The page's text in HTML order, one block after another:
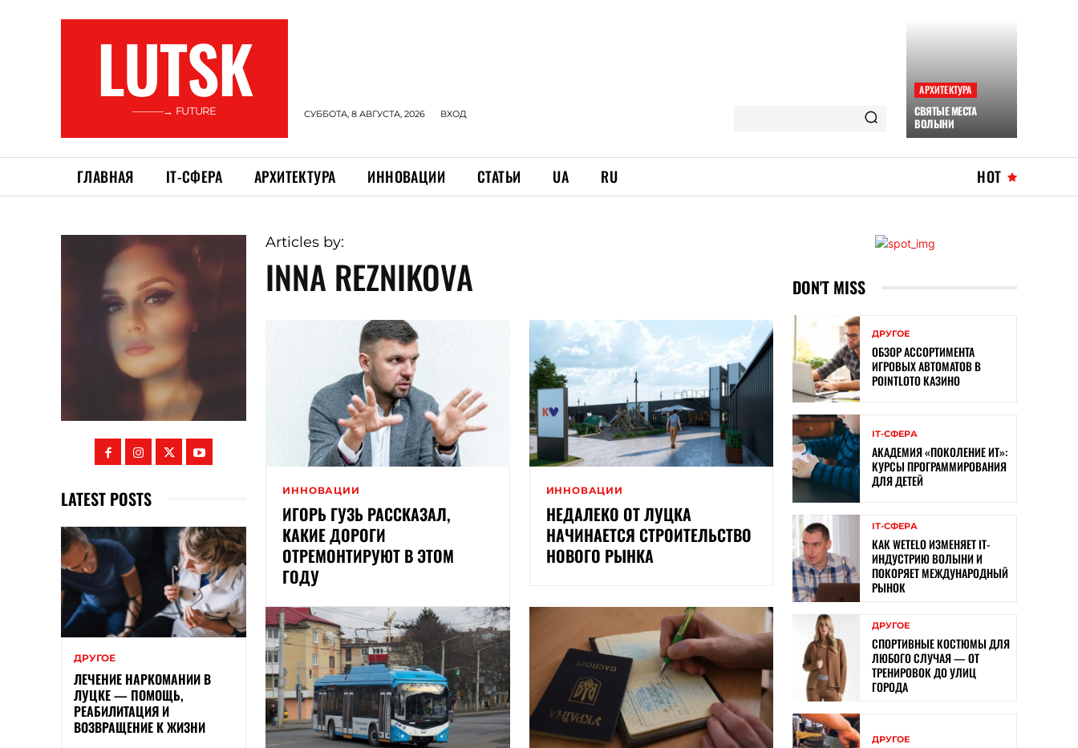
LUTSK
———→ FUTURE СУББОТА, 8 АВГУСТА, 2026 ВХОД
АРХИТЕКТУРА
СВЯТЫЕ МЕСТА
ВОЛЫНИ
ГЛАВНАЯ ІТ-СФЕРА АРХИТЕКТУРА ИННОВАЦИИ СТАТЬИ UA RU HOT
LATEST POSTS
ДРУГОЕ
ЛЕЧЕНИЕ НАРКОМАНИИ В
ЛУЦКЕ — ПОМОЩЬ,
РЕАБИЛИТАЦИЯ И
ВОЗВРАЩЕНИЕ К ЖИЗНИ
Articles by:
INNA REZNIKOVA
ИННОВАЦИИ
ИГОРЬ ГУЗЬ РАССКАЗАЛ,
КАКИЕ ДОРОГИ
ОТРЕМОНТИРУЮТ В ЭТОМ
ГОДУ
ИННОВАЦИИ
НЕДАЛЕКО ОТ ЛУЦКА
НАЧИНАЕТСЯ СТРОИТЕЛЬСТВО
НОВОГО РЫНКА
DON'T MISS
ДРУГОЕ
ОБЗОР АССОРТИМЕНТА
ИГРОВЫХ АВТОМАТОВ В
POINTLOTO КАЗИНО
ІТ-СФЕРА
АКАДЕМИЯ «ПОКОЛЕНИЕ ИТ»:
КУРСЫ ПРОГРАММИРОВАНИЯ
ДЛЯ ДЕТЕЙ
ІТ-СФЕРА
КАК WETELO ИЗМЕНЯЕТ IT-
ИНДУСТРИЮ ВОЛЫНИ И
ПОКОРЯЕТ МЕЖДУНАРОДНЫЙ
РЫНОК
ДРУГОЕ
СПОРТИВНЫЕ КОСТЮМЫ ДЛЯ
ЛЮБОГО СЛУЧАЯ — ОТ
ТРЕНИРОВОК ДО УЛИЦ
ГОРОДА
ДРУГОЕ